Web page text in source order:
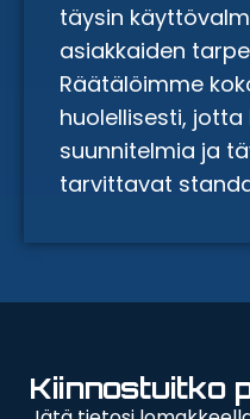
täysin
asiakkaiden
Räätälöimme
huolellisesti,
suunnitelmia ja
tarvittavat
Kiinnostuitko